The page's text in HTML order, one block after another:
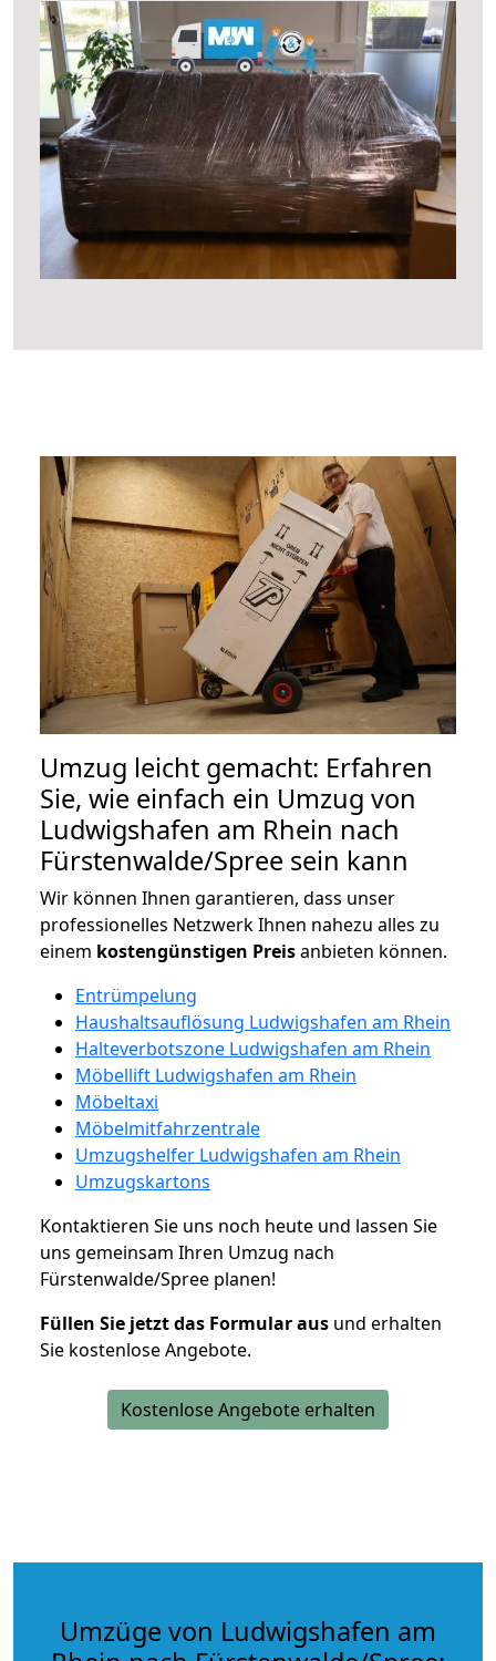
Umzug leicht gemacht: Erfahren
Sie, wie einfach ein Umzug von
Ludwigshafen am Rhein nach
Fürstenwalde/Spree sein kann
Wir können Ihnen garantieren, dass unser
professionelles Netzwerk Ihnen nahezu alles zu
einem kostengünstigen Preisanbieten können.
Entrümpelung
Haushaltsauflösung Ludwigshafen am Rhein
Halteverbotszone Ludwigshafen am Rhein
Möbellift Ludwigshafen am Rhein
Möbeltaxi
Möbelmitfahrzentrale
Umzugshelfer Ludwigshafen am Rhein
Umzugskartons
Kontaktieren Sie uns noch heute und lassen Sie
uns gemeinsam Ihren Umzug nach
Fürstenwalde/Spree planen!
Füllen Sie jetzt das Formular aus und erhalten
Sie kostenlose Angebote.
Kostenlose Angebote erhalten
Umzüge von Ludwigshafen am